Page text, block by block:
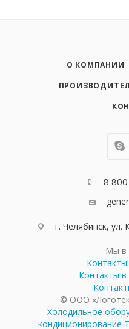
О КОМПАНИИ
8
г. Челябинск, ул.
Мы в
Контакты
Контакты в
© ООО
Холодильное
кондиционирование